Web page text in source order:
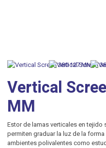
Vertical
MM
Estor de lamas verticales en
permiten graduar la luz de la
ambientes polivalentes como